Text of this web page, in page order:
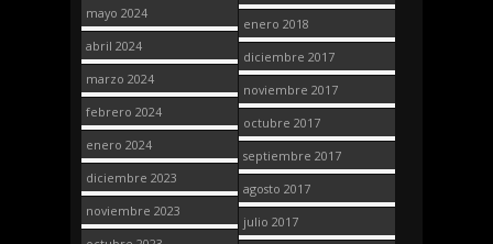
mayo 2024
abril 2024
marzo 2024
febrero 2024
enero 2024
diciembre 2023
noviembre 2023
enero 2018
diciembre 2017
noviembre 2017
octubre 2017
septiembre 2017
agosto 2017
julio 2017